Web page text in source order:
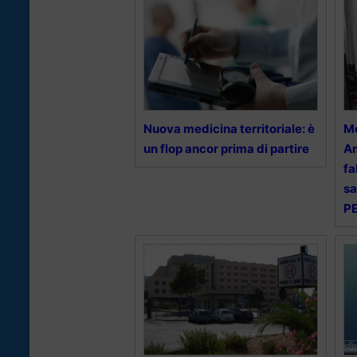
Nuova medicina territoriale: è
un flop ancor prima di partire